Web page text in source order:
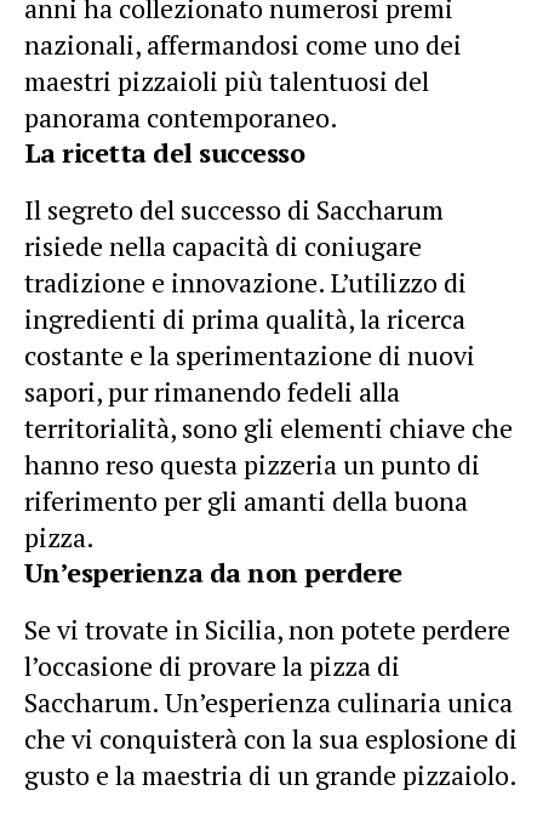
anni ha collezionato numerosi premi
nazionali, affermandosi come uno dei
maestri pizzaioli più talentuosi del
panorama contemporaneo.
La ricetta del successo
Il segreto del successo di Saccharum
risiede nella capacità di coniugare
tradizione e innovazione. L’utilizzo di
ingredienti di prima qualità, la ricerca
costante e la sperimentazione di nuovi
sapori, pur rimanendo fedeli alla
territorialità, sono gli elementi chiave che
hanno reso questa pizzeria un punto di
riferimento per gli amanti della buona
pizza.
Un’esperienza da non perdere
Se vi trovate in Sicilia, non potete perdere
l’occasione di provare la pizza di
Saccharum. Un’esperienza culinaria unica
che vi conquisterà con la sua esplosione di
gusto e la maestria di un grande pizzaiolo.